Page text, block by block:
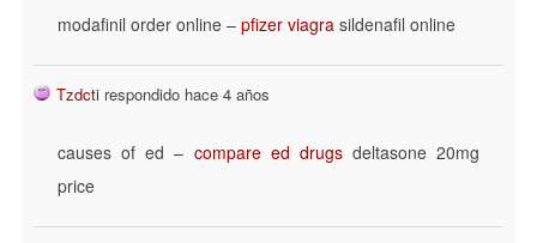
modafinil order online – pfizer viagra sildenafil online
Tzdcti respondido hace 4 años
causes of ed – compare ed drugsdeltasone 20mg
price